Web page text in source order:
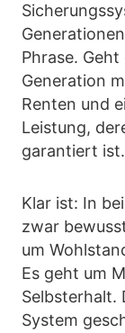
Phrase.
Generation
Renten und
Leistung,
garantiert ist.
Klar ist: In
zwar
um
Es geht um
Selbsterhalt.
System